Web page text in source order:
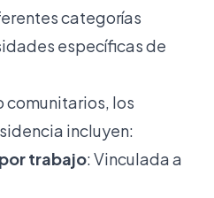
categorías
específicas de
comunitarios, los
incluyen:
trabajo: Vinculada a